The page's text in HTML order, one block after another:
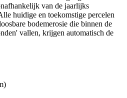
van de jaarlijks
huidige en toekomstige percelen
bodemerosie die binnen de
vallen, krijgen automatisch de